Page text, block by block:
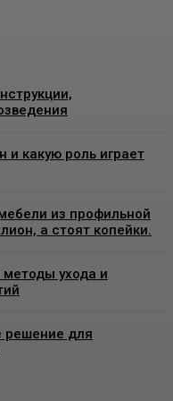
и какую роль играет
из профильной
а стоят копейки.
ухода и
решение для